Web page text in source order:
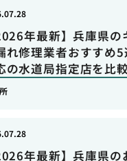
年最新】兵庫県の
れ修理業者おすすめ5
の水道局指定店を比
年最新】兵庫県の